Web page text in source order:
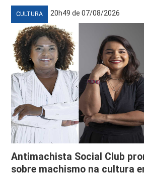
CULTURA 20h49 de 07/08/2026
Antimachista Social Club
sobre machismo na cultura